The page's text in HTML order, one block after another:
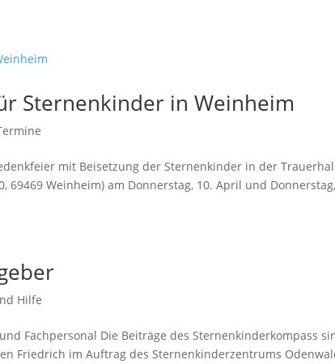
Sternenkinder in Weinheim
mit Beisetzung der Sternenkinder in der
Weinheim) am Donnerstag, 10. April und
Hilfe
Fachpersonal Die Beiträge des Sternenkinderkompass
Friedrich im Auftrag des Sternenkinderzentrums